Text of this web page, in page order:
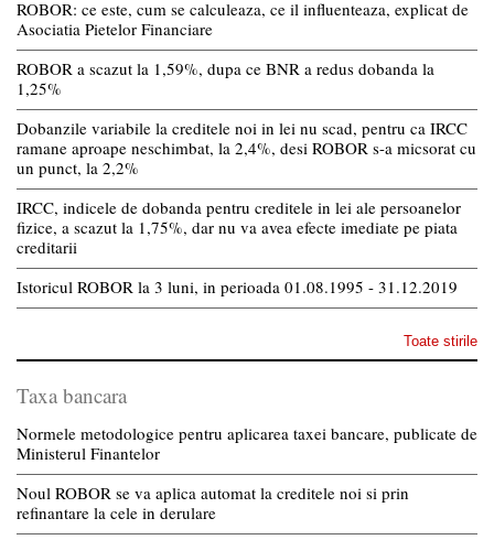
ROBOR: ce este, cum se calculeaza, ce il influenteaza, explicat de
Asociatia Pietelor Financiare
ROBOR a scazut la 1,59%, dupa ce BNR a redus dobanda la
1,25%
Dobanzile variabile la creditele noi in lei nu scad, pentru ca IRCC
ramane aproape neschimbat, la 2,4%, desi ROBOR s-a micsorat cu
un punct, la 2,2%
IRCC, indicele de dobanda pentru creditele in lei ale persoanelor
fizice, a scazut la 1,75%, dar nu va avea efecte imediate pe piata
creditarii
Istoricul ROBOR la 3 luni, in perioada 01.08.1995 - 31.12.2019
Toate stirile
Taxa bancara
Normele metodologice pentru aplicarea taxei bancare, publicate de
Ministerul Finantelor
Noul ROBOR se va aplica automat la creditele noi si prin
refinantare la cele in derulare